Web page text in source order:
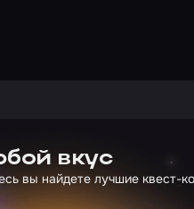
вкус
вы найдете лучшие квест-